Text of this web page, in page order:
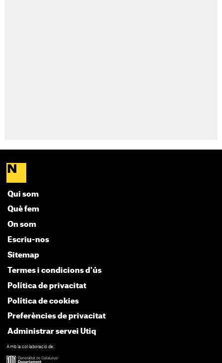
Qui som
Què fem
On som
Escriu-nos
Sitemap
Termes i condicions d'ús
Política de privacitat
Política de cookies
Preferències de privacitat
Administrar servei Utiq
Amb la col·laboració de: